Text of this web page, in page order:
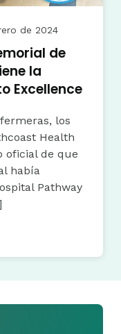
de 2024
de
la
Excellence
los
Health
oficial de que
había
Pathway